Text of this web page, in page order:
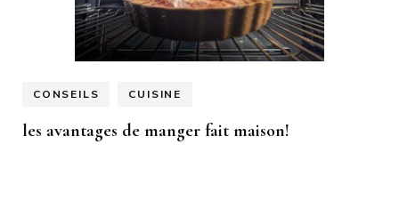
CONSEILS CUISINE
les avantages de manger fait maison!